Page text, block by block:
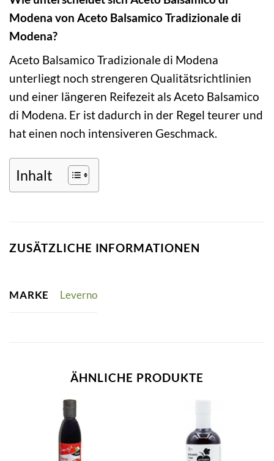
Modena von Aceto Balsamico Tradizionale di
Modena?
Aceto Balsamico Tradizionale di Modena
unterliegt noch strengeren Qualitätsrichtlinien
und einer längeren Reifezeit als Aceto Balsamico
di Modena. Er ist dadurch in der Regel teurer und
hat einen noch intensiveren Geschmack.
Inhalt
ZUSÄTZLICHE INFORMATIONEN
MARKE Leverno
ÄHNLICHE PRODUKTE